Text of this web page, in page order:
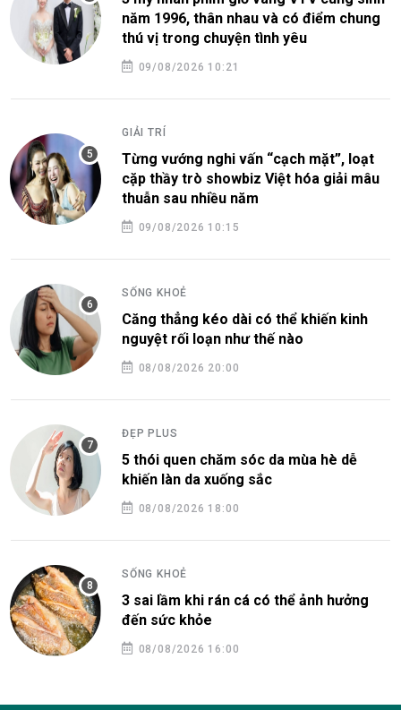
năm 1996, thân nhau và có điểm chung
thú vị trong chuyện tình yêu
09/08/2026 10:21
GIẢI TRÍ
Từng vướng nghi vấn “cạch mặt”, loạt
cặp thầy trò showbiz Việt hóa giải mâu
thuẫn sau nhiều năm
09/08/2026 10:15
SỐNG KHOẺ
Căng thẳng kéo dài có thể khiến kinh
nguyệt rối loạn như thế nào
08/08/2026 20:00
ĐẸP PLUS
5 thói quen chăm sóc da mùa hè dễ
khiến làn da xuống sắc
08/08/2026 18:00
SỐNG KHOẺ
3 sai lầm khi rán cá có thể ảnh hưởng
đến sức khỏe
08/08/2026 16:00